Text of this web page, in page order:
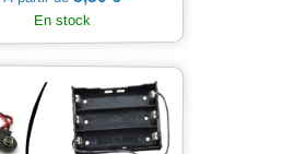
En stock